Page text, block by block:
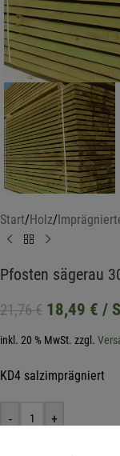
Start/Holz/
Pfosten sägerau
21,76€ 18,49 € /
inkl. 20 % MwSt. zzgl.
KD4 salzimprägniert
- +